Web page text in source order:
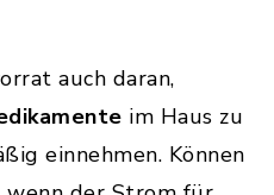
auch daran,
im Haus zu
einnehmen. Können